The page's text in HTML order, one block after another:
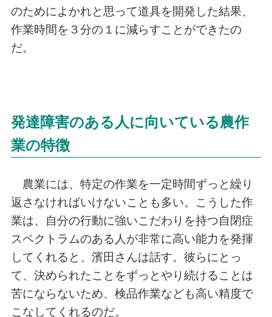
のためによかれと思って道具を開発した結果、
作業時間を３分の１に減らすことができたの
だ。
発達障害のある人に向いている農作
業の特徴
農業には、特定の作業を一定時間ずっと繰り
返さなければいけないことも多い。こうした作
業は、自分の行動に強いこだわりを持つ自閉症
スペクトラムのある人が非常に高い能力を発揮
してくれると、濱田さんは話す。彼らにとっ
て、決められたことをずっとやり続けることは
苦にならないため、検品作業なども高い精度で
こなしてくれるのだ。